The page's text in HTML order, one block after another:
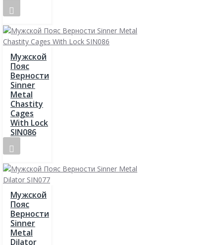
Мужской
Пояс
Верности
Sinner
Metal
Chastity
Cages
With Lock
SIN086
Мужской
Пояс
Верности
Sinner
Metal
Dilator